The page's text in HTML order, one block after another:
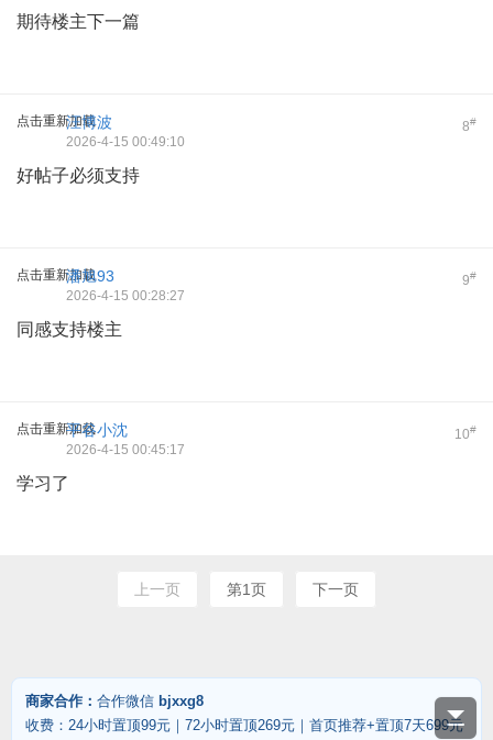
期待楼主下一篇
点击重新加载 8#
汪博波
2026-4-15 00:49:10
好帖子必须支持
点击重新加载 9#
潘旭93
2026-4-15 00:28:27
同感支持楼主
点击重新加载 10#
平谷小沈
2026-4-15 00:45:17
学习了
上一页 第1页 下一页
商家合作： 合作微信 bjxxg8
收费：24小时置顶99元｜72小时置顶269元｜首页推荐+置顶7天699元